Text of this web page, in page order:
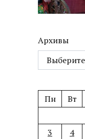
Архивы
Пн Вт
3
4